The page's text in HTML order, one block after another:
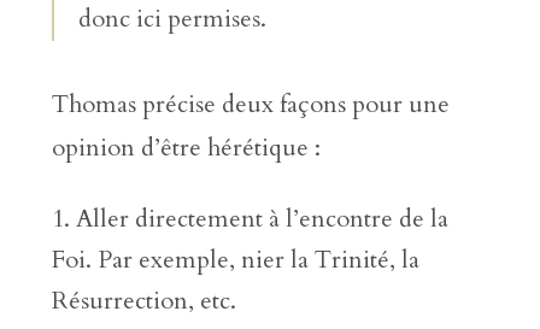
donc ici permises.
Thomas précise deux façons pour une
opinion d’être hérétique :
Aller directement à l’encontre de la
Foi. Par exemple, nier la Trinité, la
Résurrection, etc.